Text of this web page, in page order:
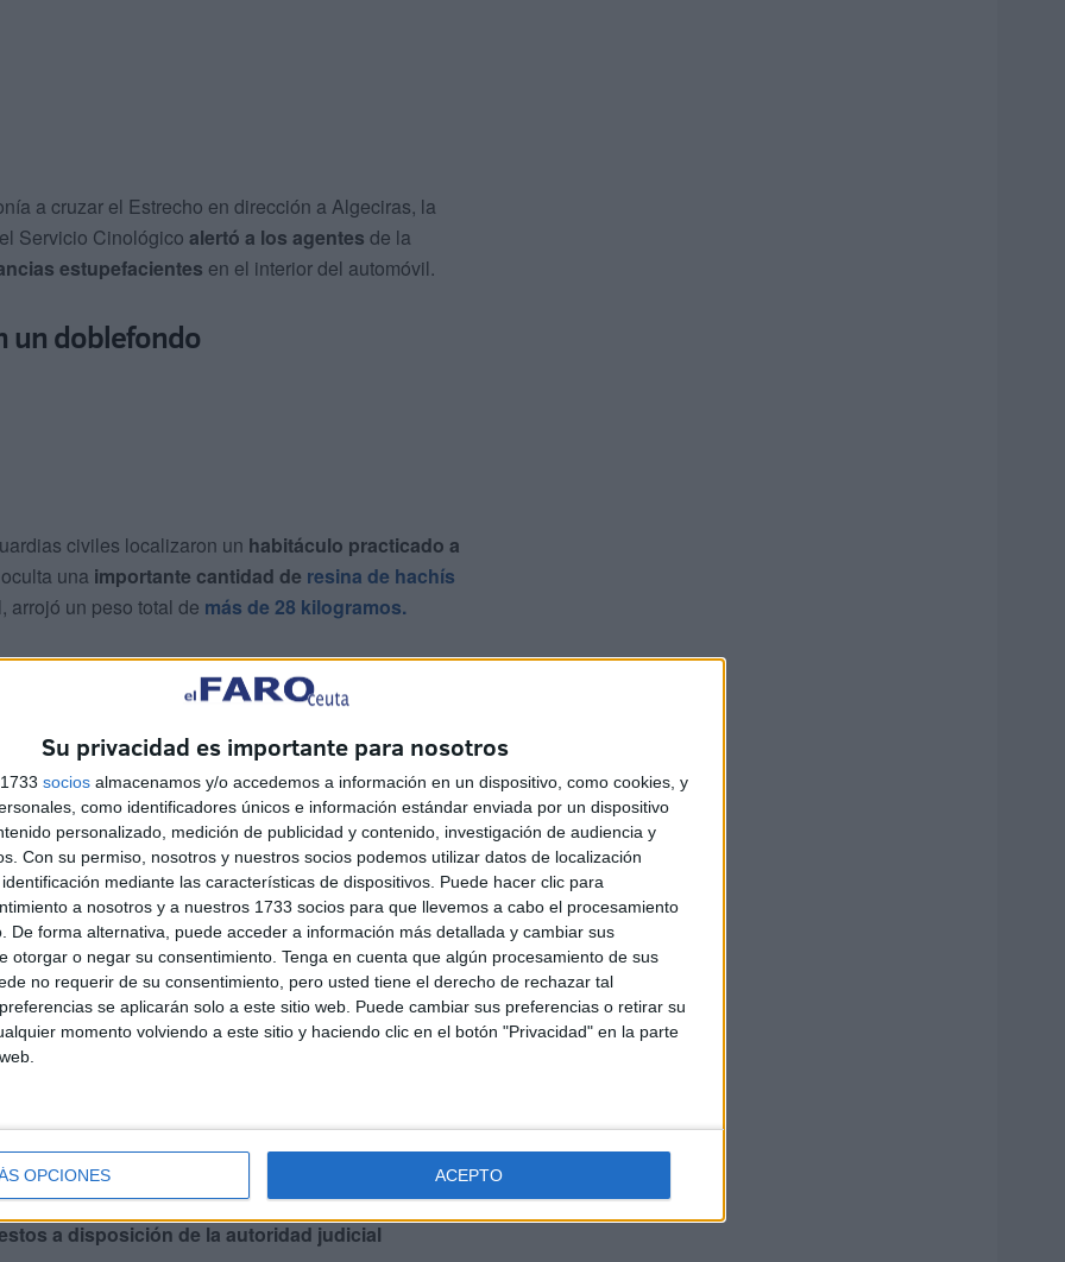
Su privacidad es importante para nosotros
socios almacenamos y/o accedemos a información en un dispositivo, como cookies, y
como identificadores únicos e información estándar enviada por un dispositivo
personalizado, medición de publicidad y contenido, investigación de audiencia y
Con su permiso, nosotros y nuestros socios podemos utilizar datos de localización
mediante las características de dispositivos. Puede hacer clic para
a nosotros y a nuestros 1733 socios para que llevemos a cabo el procesamiento
De forma alternativa, puede acceder a información más detallada y cambiar sus
otorgar o negar su consentimiento. Tenga en cuenta que algún procesamiento de sus
no requerir de su consentimiento, pero usted tiene el derecho de rechazar tal
se aplicarán solo a este sitio web. Puede cambiar sus preferencias o retirar su
momento volviendo a este sitio y haciendo clic en el botón "Privacidad" en la parte
OPCIONES ACEPTO
a cruzar el Estrecho en dirección a Algeciras, la
Servicio Cinológico alertó a los agentes de la
estupefacientes en el interior del automóvil.
un doblefondo
civiles localizaron un habitáculo practicado a
una importante cantidad de resina de hachís
arrojó un peso total de más de 28 kilogramos.
de los dos ocupantes adultosdel vehículo, un
acompañada por sus tres hijos, los tres menores
la protección del menor, se realizaron las gestiones
y quedaran bajo la guarda y custodia de un
estupefaciente intervenida y el vehículo
a disposición de la autoridad judicial